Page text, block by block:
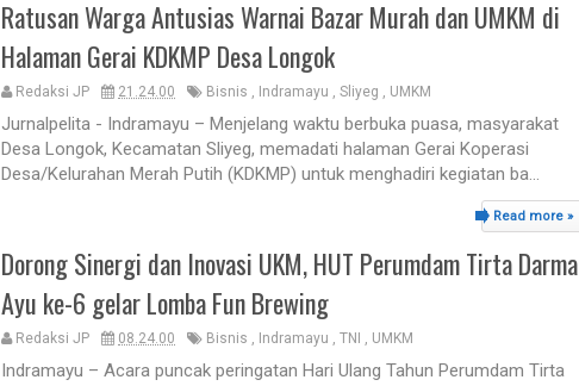
Ratusan Warga Antusias Warnai Bazar Murah dan UMKM di
Halaman Gerai KDKMP Desa Longok
Redaksi JP 21.24.00 Bisnis , Indramayu , Sliyeg , UMKM
Jurnalpelita - Indramayu – Menjelang waktu berbuka puasa, masyarakat
Desa Longok, Kecamatan Sliyeg, memadati halaman Gerai Koperasi
Desa/Kelurahan Merah Putih (KDKMP) untuk menghadiri kegiatan ba...
Read more »
Dorong Sinergi dan Inovasi UKM, HUT Perumdam Tirta Darma
Ayu ke-6 gelar Lomba Fun Brewing
Redaksi JP 08.24.00 Bisnis , Indramayu , TNI , UMKM
Indramayu – Acara puncak peringatan Hari Ulang Tahun Perumdam Tirta